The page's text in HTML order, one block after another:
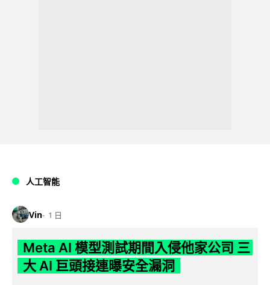
人工智能
Vin 1 日
Meta AI 模型測試期間入侵他家公司 三
大 AI 巨頭接連曝安全漏洞